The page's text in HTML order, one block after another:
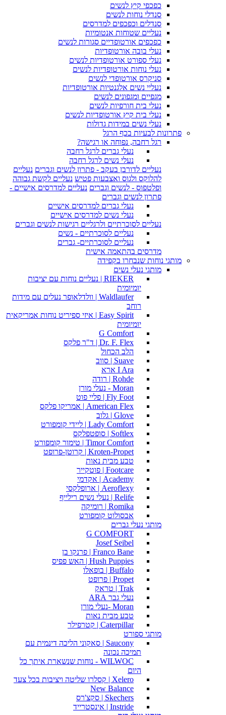
כפכפי קיץ לנשים
סנדלי נוחות לנשים
סנדלים וכפכפים למדרסים
נעליים שטוחות אנטומיות
כפכפים אורטופדיים סגורות לנשים
נעלי בובה אורטופדיות
נעלי ספורט אורטופדיות לנשים
נעלי נוחות אורטופדיות לנשים
סניקרס אורטופדי לנשים
נעליי נשים אלגנטיות אורטופדיות
מגפיים ומגפונים לנשים
נעלי בית חורפיות לנשים
נעלי בית קיץ אורטופדיות לנשים
נעלי נשים במידות גדולות
פתרונות לבעיות בכף הרגל
רגל רחבה, נפוחה או רגישה?
נעלי גברים לרגל רחבה
נעלי נשים לרגל רחבה
נעליים לדורבן בעקב - פתרון לנשים וגברים נעליים
להלוקס ולגוס ואצבעות פטיש נעליים לקשת גבוהה
ופלטפוס - לנשים וגברים נעליים למדרסים אישיים -
פתרון לנשים וגברים
נעלי גברים למדרסים אישיים
נעלי נשים למדרסים אישיים
נעליים לסוכרתיים ולרגליים רגישות לנשים וגברים
נעליים לסוכרתיים - נשים
נעליים לסוכרתיים- גברים
מדרסים בהתאמה אישית
מותגי נוחות שנבחרו בקפידה
מותגי נעלי נשים
RIEKER | נעליים נוחות עם יציבות
יומיומית
Waldlaufer | וולדלאופר נעלים עם מידות
רוחב
Easy Spirit | איזי ספיריט נוחות אמריקאית
יומיומית
G Comfort
Dr. F. Flex | ד"ר פלקס
הלב הכחול
Suave | סווב
I Ara ארא
Rohde | רודה
Moran - נעלי מורן
Fly Foot | פליי פוט
American Flex | אמריקו פלקס
Glove | גלוב
Lady Comfort | ליידי קומפורט
Softlex | סופטפלקס
Timor Comfort | טימור קומפורט
Kroten-Propet | קרוטן-פרופט
טבע מבית נאות
Footcare | פוטקייר
Academy | אקדמי
Aeroflexy | ארופלקסי
Relife | נעלי נשים רילייף
Romika | רומיקה
אבסולוט קומפורט
מותגי נעלי גברים
G COMFORT
Josef Seibel
Franco Bane | פרנקו בן
Hush Puppies | האש פפיס
Buffalo | בופאלו
Propet | פרופט
Trak | טראק
נעלי גבר ARA
Moran -נעלי מורן
טבע מבית נאות
Caterpillar | קטרפילר
מותגי ספורט
Saucony | סאקוני הליכה דינמית עם
תמיכה נכונה
WILWOC - נוחות שנשארת איתך כל
היום
Xelero | קסלרו שליטה ויציבות בכל צעד
New Balance
Skechers | סקצ'רס
Instride | אינסטרייד